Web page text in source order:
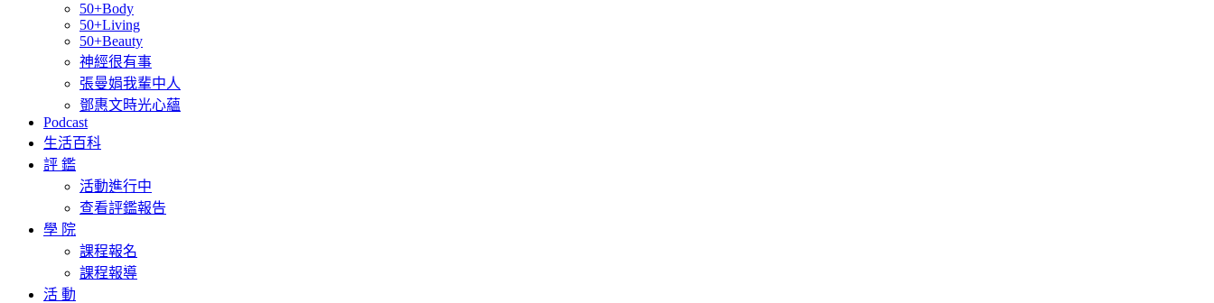
50+Body
50+Living
50+Beauty
神經很有事
張曼娟我輩中人
鄧惠文時光心蘊
Podcast
生活百科
評 鑑
活動進行中
查看評鑑報告
學 院
課程報名
課程報導
活 動